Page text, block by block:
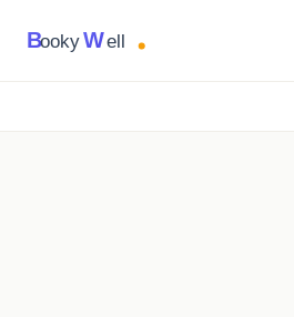
BookyWell